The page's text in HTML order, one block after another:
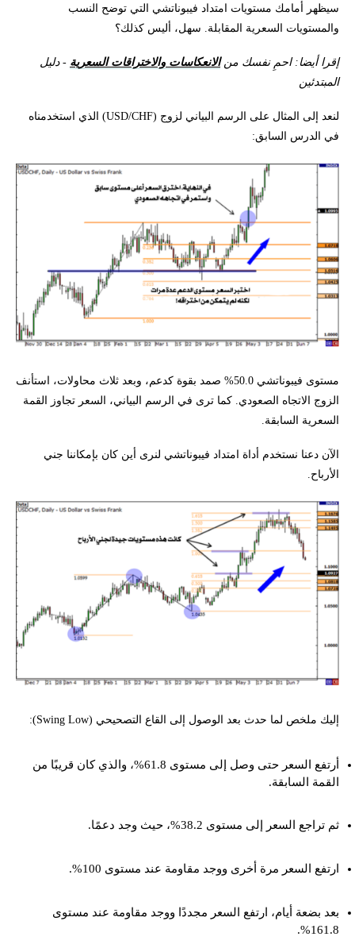
سيظهر أمامك مستويات امتداد فيبوناتشي التي توضح النسب
والمستويات السعرية المقابلة. سهل، أليس كذلك؟
إقرا أيضا: احمِ نفسك منالانعكاسات والاختراقات السعرية - دليل
المبتدئين
لنعد إلى المثال على الرسم البياني لزوج (USD/CHF) الذي استخدمناه
في الدرس السابق:
مستوى فيبوناتشي 50.0% صمد بقوة كدعم، وبعد ثلاث محاولات، استأنف
الزوج الاتجاه الصعودي. كما ترى في الرسم البياني، السعر تجاوز القمة
السعرية السابقة.
الآن دعنا نستخدم أداة امتداد فيبوناتشي لنرى أين كان بإمكاننا جني
الأرباح.
إليك ملخص لما حدث بعد الوصول إلى القاع التصحيحي (Swing Low):
أرتفع السعر حتى وصل إلى مستوى 61.8%، والذي كان قريبًا من
القمة السابقة.
ثم تراجع السعر إلى مستوى 38.2%، حيث وجد دعمًا.
ارتفع السعر مرة أخرى ووجد مقاومة عند مستوى 100%.
بعد بضعة أيام، ارتفع السعر مجددًا ووجد مقاومة عند مستوى
161.8%.